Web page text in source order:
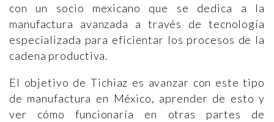
con un socio mexicano que se dedica a la
manufactura avanzada a través de tecnología
especializada para eficientar los procesos de la
cadena productiva.
El objetivo de Tichiaz es avanzar con este tipo
de manufactura en México, aprender de esto y
ver cómo funcionaría en otras partes de